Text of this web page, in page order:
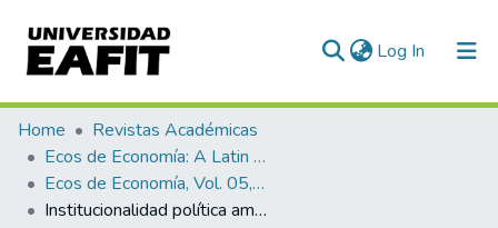
Log In (current)
Communities & Collections
All of DSpace
Statistics
Home
Revistas Académicas
Ecos de Economía: A Latin American Journal of Applied Economics
Ecos de Economía, Vol. 05, No. 13 (2001)
Institucionalidad política ambiental, economía y desarrollo sostenible